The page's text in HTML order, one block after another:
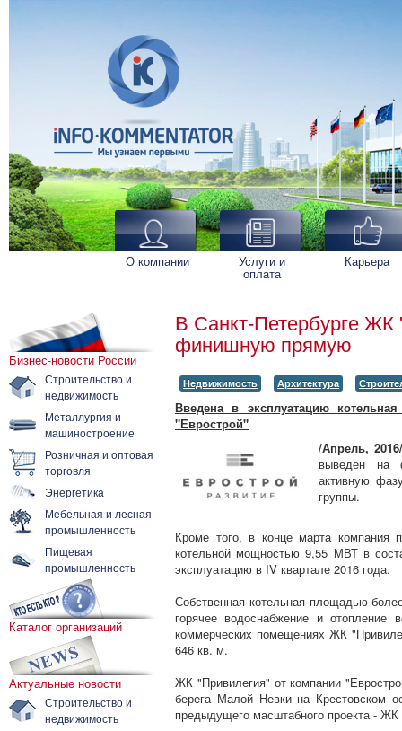
О компании Услуги и
оплата
Карьера
Бизнес-новости России
Строительство и
недвижимость
Металлургия и
машиностроение
Розничная и оптовая
торговля
Энергетика
Мебельная и лесная
промышленность
Пищевая
промышленность
Каталог организаций
Актуальные новости
Строительство и
недвижимость
В Санкт-Петербурге
финишную прямую
Недвижимость Архитектура
Введена в эксплуатацию
"Еврострой"
/Апрель,
выведен на
активную
группы.
Кроме того, в конце марта компания
котельной мощностью 9,55 МВТ в
эксплуатацию в IV квартале 2016 года.
Собственная котельная площадью
горячее водоснабжение и
коммерческих помещениях ЖК
646 кв. м.
ЖК "Привилегия" от компании
берега Малой Невки на Крестовском
предыдущего масштабного проекта -